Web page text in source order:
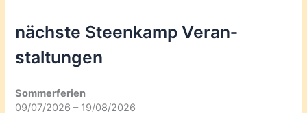
nächste Steenkamp Veran­
staltungen
Sommerferien
09/07/2026 – 19/08/2026